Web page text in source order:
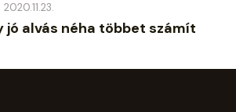
2020.11.23.
jó alvás néha többet számít